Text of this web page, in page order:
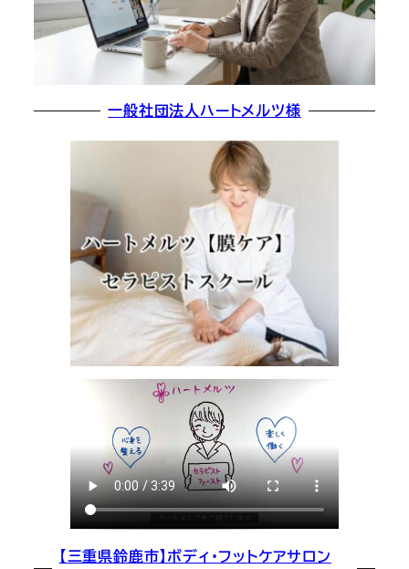
一般社団法人ハートメルツ様
【三重県鈴鹿市】ボディ・フットケアサロン